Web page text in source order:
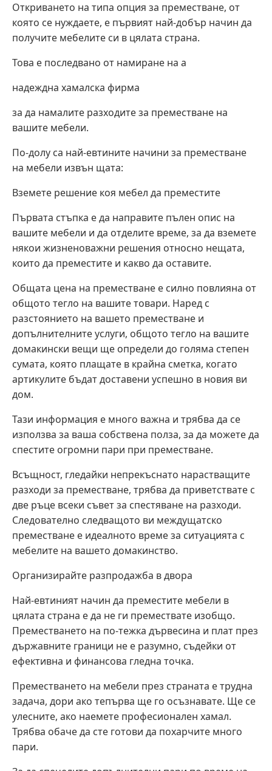
Откриването на типа опция за преместване, от
която се нуждаете, е първият най-добър начин да
получите мебелите си в цялата страна.
Това е последвано от намиране на a
надеждна хамалска фирма
за да намалите разходите за преместване на
вашите мебели.
По-долу са най-евтините начини за преместване
на мебели извън щата:
Вземете решение коя мебел да преместите
Първата стъпка е да направите пълен опис на
вашите мебели и да отделите време, за да вземете
някои жизненоважни решения относно нещата,
които да преместите и какво да оставите.
Общата цена на преместване е силно повлияна от
общото тегло на вашите товари. Наред с
разстоянието на вашето преместване и
допълнителните услуги, общото тегло на вашите
домакински вещи ще определи до голяма степен
сумата, която плащате в крайна сметка, когато
артикулите бъдат доставени успешно в новия ви
дом.
Тази информация е много важна и трябва да се
използва за ваша собствена полза, за да можете да
спестите огромни пари при преместване.
Всъщност, гледайки непрекъснато нарастващите
разходи за преместване, трябва да приветствате с
две ръце всеки съвет за спестяване на разходи.
Следователно следващото ви междущатско
преместване е идеалното време за ситуацията с
мебелите на вашето домакинство.
Организирайте разпродажба в двора
Най-евтиният начин да преместите мебели в
цялата страна е да не ги премествате изобщо.
Преместването на по-тежка дървесина и плат през
държавните граници не е разумно, съдейки от
ефективна и финансова гледна точка.
Преместването на мебели през страната е трудна
задача, дори ако тепърва ще го осъзнавате. Ще се
улесните, ако наемете професионален хамал.
Трябва обаче да сте готови да похарчите много
пари.